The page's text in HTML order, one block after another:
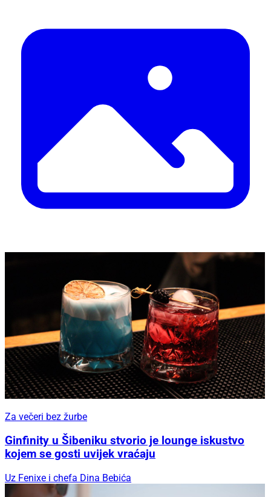
Za večeri bez žurbe
Ginfinity u Šibeniku stvorio je lounge iskustvo
kojem se gosti uvijek vraćaju
Uz Fenixe i chefa Dina Bebića